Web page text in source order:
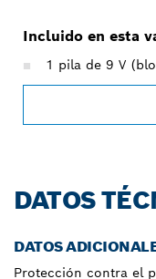
Incluido en esta
1 pila de 9 V
DATOS
DATOS
Protección contra el